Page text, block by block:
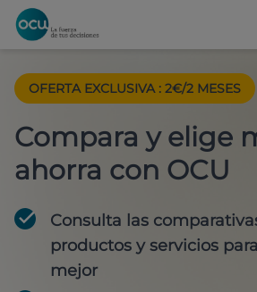
OFERTA EXCLUSIVA : 2€/2 MESES
Compara y elige
ahorra con OCU
Consulta las
productos y servicios para
mejor